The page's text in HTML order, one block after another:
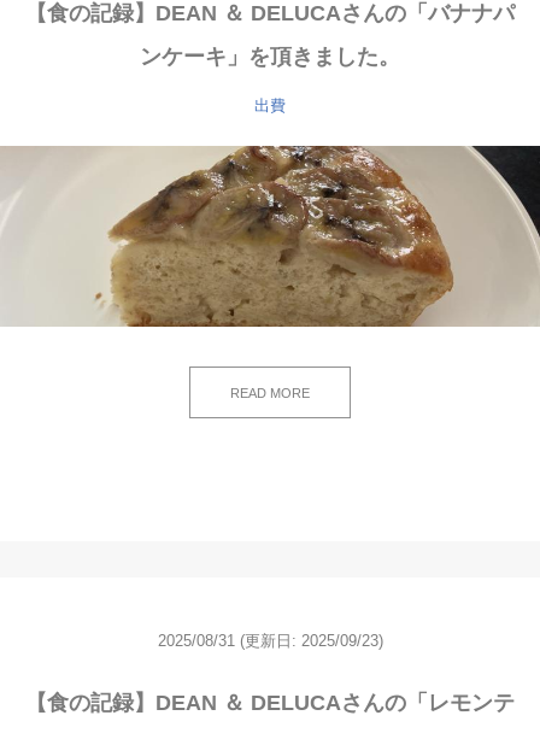
【食の記録】DEAN ＆ DELUCAさんの「バナナパ
ンケーキ」を頂きました。
出費
READ MORE
2025/08/31 (更新日: 2025/09/23)
【食の記録】DEAN ＆ DELUCAさんの「レモンテ